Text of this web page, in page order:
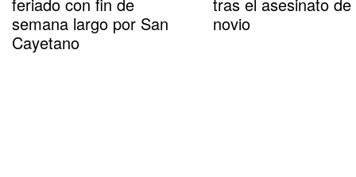
semana largo por San
Cayetano
novio